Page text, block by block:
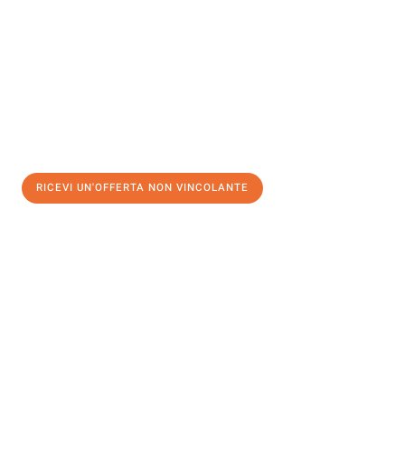
RICEVI UN'OFFERTA NON VINCOLANTE